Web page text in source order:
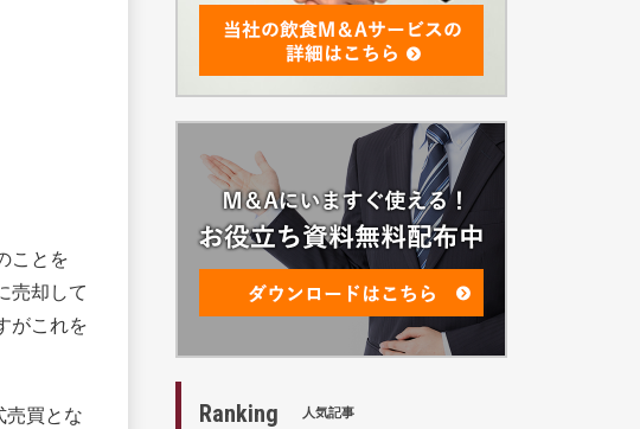
ことを
売却して
がこれを
売買とな
Ranking 人気記事